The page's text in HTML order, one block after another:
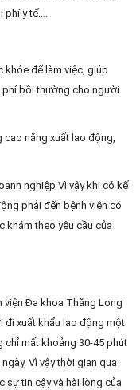
phí y tế….
để làm việc, giúp
phí bồi thường cho người
cao năng xuất lao động,
nghiệp Vì vậy khi có kế
phải đến bệnh viện có
khám theo yêu cầu của
viện Đa khoa Thăng Long
đi xuất khẩu lao động một
chỉ mất khoảng 30-45 phút
Vì vậy thời gian qua
sự tin cậy và hài lòng của